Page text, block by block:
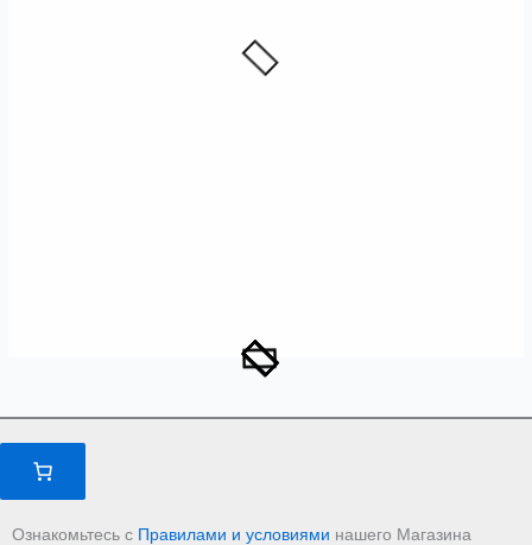
Ознакомьтесь с Правилами и условиями нашего Магазина